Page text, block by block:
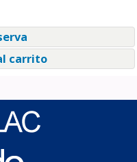
carrito